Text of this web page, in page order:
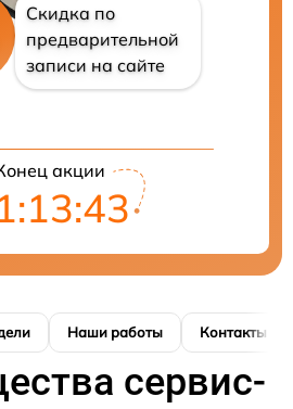
Скидка по
предварительной
записи на сайте
акции
Наши работы Контакты
сервис-